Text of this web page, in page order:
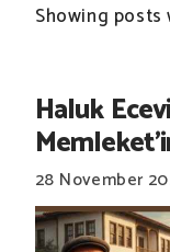
Showing
Haluk
28 November